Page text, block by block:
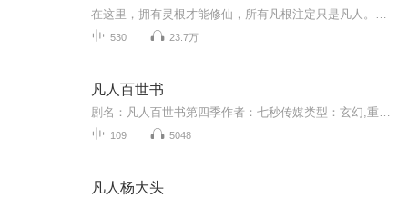
530 23.7万
凡人百世书
109 5048
凡人杨大头